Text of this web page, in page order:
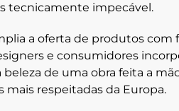
tecnicamente impecável.
a oferta de produtos com
e consumidores
beleza de uma obra feita a
mais respeitadas da Europa.